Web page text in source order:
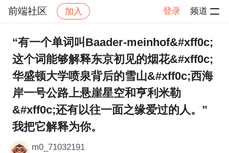
前端社区 加入 登录 频道
社区 前端社区 感慨 帖子详情
“有一个单词叫Baader-meinhof&#xff0c;
这个词能够解释东京初见的烟花&#xff0c;
华盛顿大学喷泉背后的雪山&#xff0c;西海
岸一号公路上悬崖星空和亨利米勒
&#xff0c;还有以往一面之缘爱过的人。”
我把它解释为你。
m0_71032191